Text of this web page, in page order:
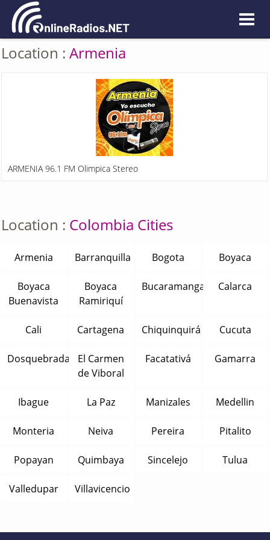
Location : Armenia
ARMENIA 96.1 FM Olimpica Stereo
Location : Colombia Cities
Armenia Barranquilla Bogota Boyaca
Boyaca
Buenavista
Boyaca
Ramiriquí
Bucaramanga Calarca
Cali Cartagena Chiquinquirá Cucuta
Dosquebradas
El Carmen
de Viboral
Facatativá Gamarra
Ibague La Paz Manizales Medellin
Monteria Neiva Pereira Pitalito
Popayan Quimbaya Sincelejo Tulua
Valledupar Villavicencio